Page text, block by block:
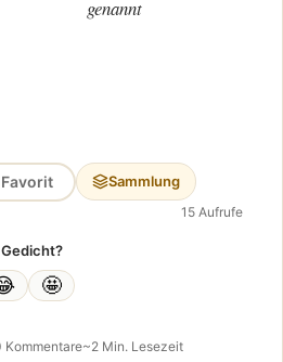
Favorit Sammlung
15 Aufrufe
🤩
Kommentare~2 Min. Lesezeit